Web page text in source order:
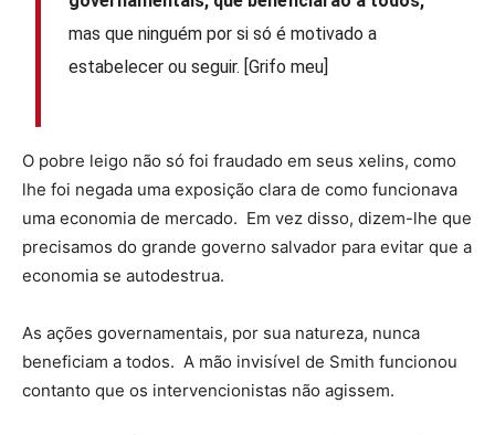
mas que ninguém por si só é motivado a
estabelecer ou seguir. [Grifo meu]
O pobre leigo não só foi fraudado em seus xelins, como
lhe foi negada uma exposição clara de como funcionava
uma economia de mercado. Em vez disso, dizem-lhe que
precisamos do grande governo salvador para evitar que a
economia se autodestrua.
As ações governamentais, por sua natureza, nunca
beneficiam a todos. A mão invisível de Smith funcionou
contanto que os intervencionistas não agissem.